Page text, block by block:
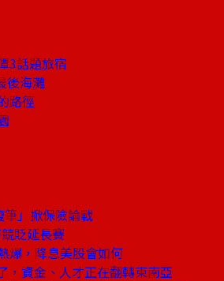
3話題旅宿
後海灘
路徑
」掀保險論戰
貶延長賽
爆，降息美股會如何
，資金、人才正在翻轉東南亞